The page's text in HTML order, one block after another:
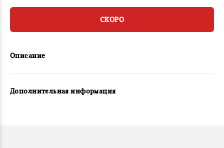
СКОРО
Описание
Дополнительная информация